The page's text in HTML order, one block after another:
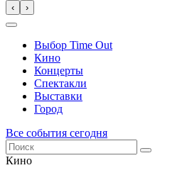
‹ ›
Выбор Time Out
Кино
Концерты
Спектакли
Выставки
Город
Все события сегодня
Кино